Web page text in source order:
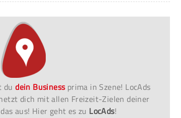
dudein Businessprima in Szene! LocAds
dich mit allen Freizeit-Zielen deiner
aus! Hier geht es zu LocAds!